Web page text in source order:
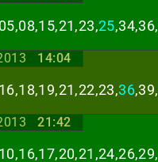
25,34,36,
14:04
36,39,
21:42